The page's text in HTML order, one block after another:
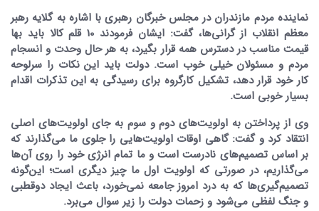
نماینده مردم مازندران در مجلس خبرگان رهبری با اشاره به گلایه رهبر
معظم انقلاب از گرانی‌ها، گفت: ایشان فرمودند 10 قلم کالا باید بها
قیمت مناسب در دسترس همه قرار بگیرد، به هر حال وحدت و انسجام
مردم و مسئولان خیلی خوب است. دولت باید این نکات را سرلوحه
کار خود قرار دهد، تشکیل کارگروه برای رسیدگی به این تذکرات اقدام
بسیار خوبی است.
وی از پرداختن به اولویت‌های دوم و سوم به جای اولویت‌های اصلی
انتقاد کرد و گفت: گاهی اوقات اولویت‌هایی را جلوی ما می‌گذارند که
بر اساس تصمیم‌های نادرست است و ما تمام انرژی خود را روی آن‌ها
می‌گذاریم، در صورتی که اولویت اول ما چیز دیگری است؛ این‌گونه
تصمیم‌گیری‌ها که به درد امروز جامعه نمی‌خورد، باعث ایجاد دوقطبی
و جنگ لفظی می‌شود و زحمات دولت را زیر سوال می‌برد.